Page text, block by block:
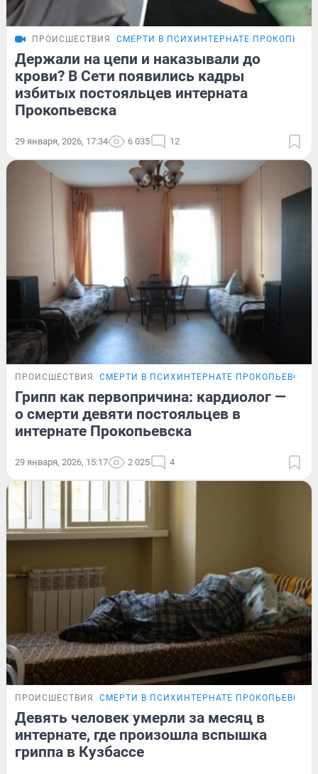
ПРОИСШЕСТВИЯ СМЕРТИ В ПСИХИНТЕРНАТЕ
Держали на цепи и наказывали до
крови? В Сети появились кадры
избитых постояльцев интерната
Прокопьевска
29 января, 2026, 17:34 6 035 12
ПРОИСШЕСТВИЯ СМЕРТИ В ПСИХИНТЕРНАТЕ ПРОКОПЬЕВСКА
Грипп как первопричина: кардиолог —
о смерти девяти постояльцев в
интернате Прокопьевска
29 января, 2026, 15:17 2 025 4
ПРОИСШЕСТВИЯ СМЕРТИ В ПСИХИНТЕРНАТЕ ПРОКОПЬЕВСКА
Девять человек умерли за месяц в
интернате, где произошла вспышка
гриппа в Кузбассе